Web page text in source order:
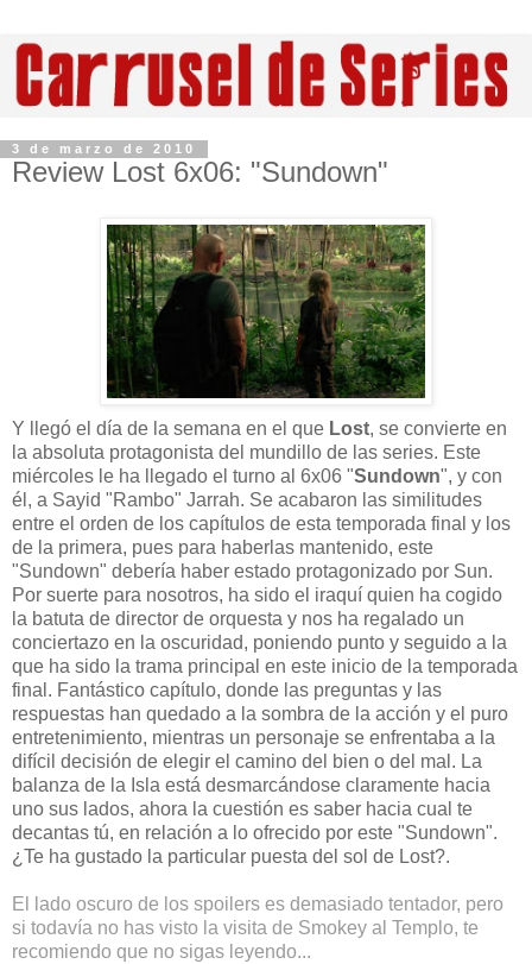
3 de marzo de 2010
Review Lost 6x06: "Sundown"
Y llegó el día de la semana en el que Lost, se convierte en
la absoluta protagonista del mundillo de las series. Este
miércoles le ha llegado el turno al 6x06 "Sundown", y con
él, a Sayid "Rambo" Jarrah. Se acabaron las similitudes
entre el orden de los capítulos de esta temporada final y los
de la primera, pues para haberlas mantenido, este
"Sundown" debería haber estado protagonizado por Sun.
Por suerte para nosotros, ha sido el iraquí quien ha cogido
la batuta de director de orquesta y nos ha regalado un
conciertazo en la oscuridad, poniendo punto y seguido a la
que ha sido la trama principal en este inicio de la temporada
final. Fantástico capítulo, donde las preguntas y las
respuestas han quedado a la sombra de la acción y el puro
entretenimiento, mientras un personaje se enfrentaba a la
difícil decisión de elegir el camino del bien o del mal. La
balanza de la Isla está desmarcándose claramente hacia
uno sus lados, ahora la cuestión es saber hacia cual te
decantas tú, en relación a lo ofrecido por este "Sundown".
¿Te ha gustado la particular puesta del sol de Lost?.
El lado oscuro de los spoilers es demasiado tentador, pero
si todavía no has visto la visita de Smokey al Templo, te
recomiendo que no sigas leyendo...